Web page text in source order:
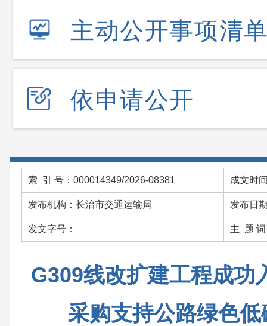
主动公开事项清
依申请公开
索 引 号：000014349/2026-08381 成文时
发布机构：长治市交通运输局 发布日
发文字号： 主 题 词
G309线改扩建工程成功
采购支持公路绿色